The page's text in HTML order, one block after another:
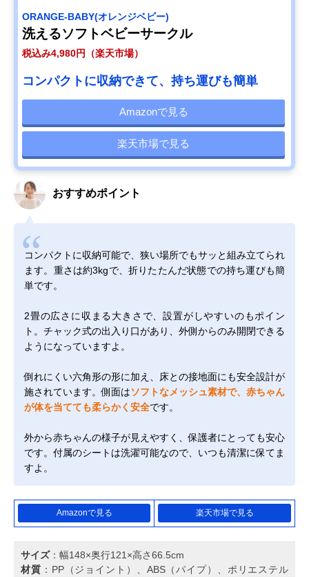
ORANGE-BABY(オレンジベビー)
洗えるソフトベビーサークル
税込み4,980円（楽天市場）
コンパクトに収納できて、持ち運びも簡単
Amazonで見る
楽天市場で見る
おすすめポイント
コンパクトに収納可能で、狭い場所でもサッと組み立てられ
ます。重さは約3kgで、折りたたんだ状態での持ち運びも簡
単です。
2畳の広さに収まる大きさで、設置がしやすいのもポイン
ト。チャック式の出入り口があり、外側からのみ開閉できる
ようになっていますよ。
倒れにくい六角形の形に加え、床との接地面にも安全設計が
施されています。側面はソフトなメッシュ素材で、赤ちゃん
が体を当てても柔らかく安全です。
外から赤ちゃんの様子が見えやすく、保護者にとっても安心
です。付属のシートは洗濯可能なので、いつも清潔に保てま
すよ。
Amazonで見る 楽天市場で見る
サイズ：幅148×奥行121×高さ66.5cm
材質 ：PP（ジョイント）、ABS（パイプ）、ポリエステル